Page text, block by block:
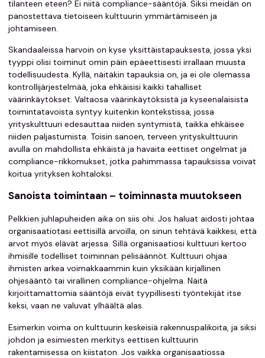
tilanteen eteen? Ei niitä compliance-sääntöjä. Siksi meidän on
panostettava tietoiseen kulttuurin ymmärtämiseen ja
johtamiseen.
Skandaaleissa harvoin on kyse yksittäistapauksesta, jossa yksi
tyyppi olisi toiminut omin päin epäeettisesti irrallaan muusta
todellisuudesta. Kyllä, näitäkin tapauksia on, ja ei ole olemassa
kontrollijärjestelmää, joka ehkäisisi kaikki tahalliset
väärinkäytökset. Valtaosa väärinkäytöksistä ja kyseenalaisista
toimintatavoista syntyy kuitenkin kontekstissa, jossa
yrityskulttuuri edesauttaa niiden syntymistä, taikka ehkäisee
niiden paljastumista. Toisin sanoen, terveen yrityskulttuurin
avulla on mahdollista ehkäistä ja havaita eettiset ongelmat ja
compliance-rikkomukset, jotka pahimmassa tapauksissa voivat
koitua yrityksen kohtaloksi.
Sanoista toimintaan – toiminnasta muutokseen
Pelkkien juhlapuheiden aika on siis ohi. Jos haluat aidosti johtaa
organisaatiotasi eettisillä arvoilla, on sinun tehtävä kaikkesi, että
arvot myös elävät arjessa. Sillä organisaatiosi kulttuuri kertoo
ihmisille todelliset toiminnan pelisäännöt. Kulttuuri ohjaa
ihmisten arkea voimakkaammin kuin yksikään kirjallinen
ohjesääntö tai virallinen compliance-ohjelma. Näitä
kirjoittamattomia sääntöjä eivät tyypillisesti työntekijät itse
keksi, vaan ne valuvat ylhäältä alas.
Esimerkin voima on kulttuurin keskeisiä rakennuspalikoita, ja siksi
johdon ja esimiesten merkitys eettisen kulttuurin
rakentamisessa on kiistaton. Jos vaikka organisaatiossa